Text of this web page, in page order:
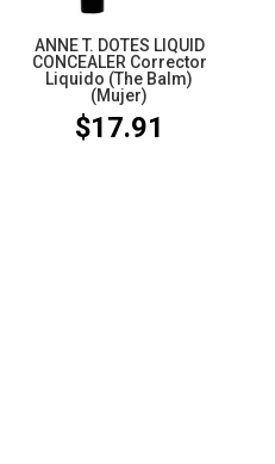
ANNE T. DOTES LIQUID
CONCEALER Corrector
Liquido (The Balm)
(Mujer)
$17.91